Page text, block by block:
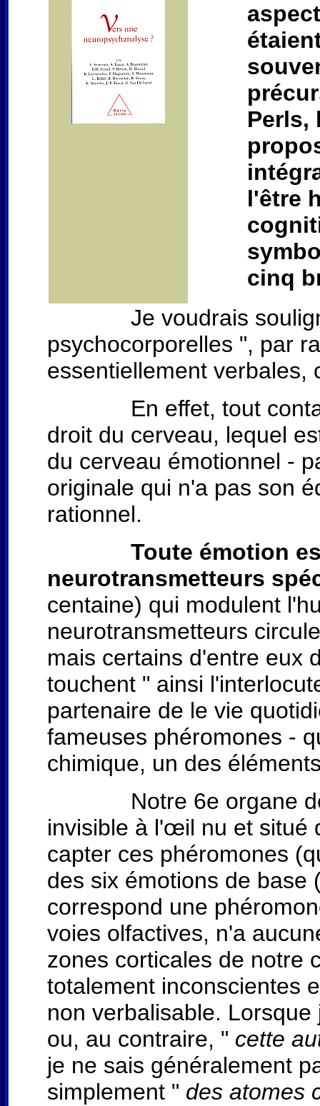
Perls,
l'être
cinq
Je voudrais souligner
psychocorporelles ", par
essentiellement verbales,
En effet, tout contact
droit du cerveau, lequel
du cerveau émotionnel -
originale qui n'a pas son
rationnel.
Toute émotion
neurotransmetteurs
centaine) qui modulent
neurotransmetteurs
mais certains d'entre eux
touchent " ainsi
partenaire de le vie
fameuses phéromones -
chimique, un des
Notre 6e organe des
invisible à l'œil nu et situé
capter ces phéromones
des six émotions de base
correspond une
voies olfactives, n'a
zones corticales de notre
totalement inconscientes
non verbalisable.
ou, au contraire, " cette
je ne sais généralement
simplement " des atomes